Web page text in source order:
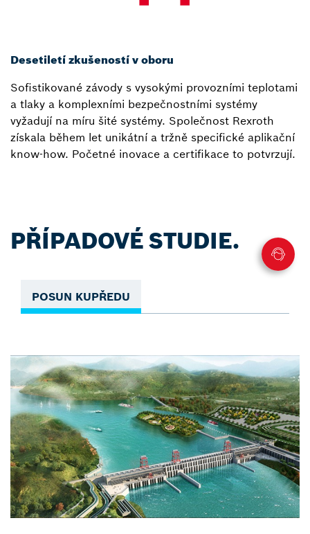
Desetiletí zkušeností v oboru
Sofistikované závody s vysokými provozními teplotami
a tlaky a komplexními bezpečnostními systémy
vyžadují na míru šité systémy. Společnost Rexroth
získala během let unikátní a tržně specifické aplikační
know-how. Početné inovace a certifikace to potvrzují.
PŘÍPADOVÉ STUDIE.
POSUN KUPŘEDU